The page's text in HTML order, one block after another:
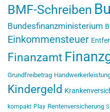
BMF-Schreiben
Bundesfinanzministerium
Einkommensteuer
Finanzamt
Grundfreibetrag
Kindergeld
kompakt Play Rentenversicherung